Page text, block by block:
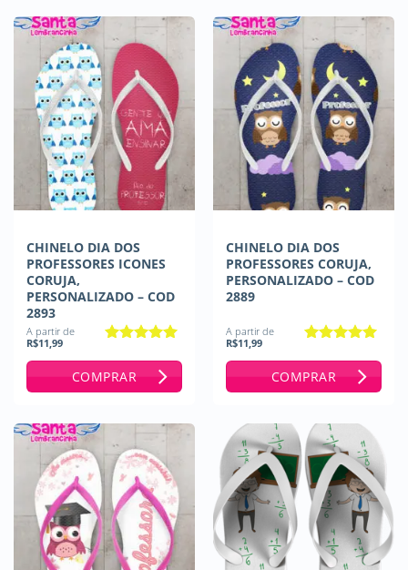
CHINELO DIA DOS
PROFESSORES ICONES
CORUJA,
PERSONALIZADO – COD
2893
A partir de
R$11,99
COMPRAR
CHINELO DIA DOS
PROFESSORES CORUJA,
PERSONALIZADO – COD
2889
A partir de
R$11,99
COMPRAR